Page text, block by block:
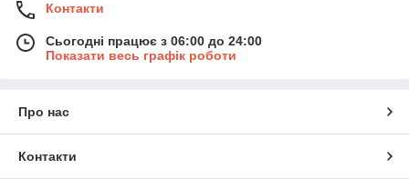
Контакти
Сьогодні працює з 06:00 до 24:00
Показати весь графік роботи
Про нас
Контакти